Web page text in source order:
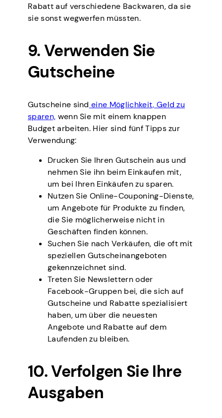
Rabatt auf verschiedene Backwaren, da sie
sie sonst wegwerfen müssten.
9. Verwenden Sie
Gutscheine
Gutscheine sind eine Möglichkeit, Geld zu
sparen, wenn Sie mit einem knappen
Budget arbeiten. Hier sind fünf Tipps zur
Verwendung:
Drucken Sie Ihren Gutschein aus und
nehmen Sie ihn beim Einkaufen mit,
um bei Ihren Einkäufen zu sparen.
Nutzen Sie Online-Couponing-Dienste,
um Angebote für Produkte zu finden,
die Sie möglicherweise nicht in
Geschäften finden können.
Suchen Sie nach Verkäufen, die oft mit
speziellen Gutscheinangeboten
gekennzeichnet sind.
Treten Sie Newslettern oder
Facebook-Gruppen bei, die sich auf
Gutscheine und Rabatte spezialisiert
haben, um über die neuesten
Angebote und Rabatte auf dem
Laufenden zu bleiben.
10. Verfolgen Sie Ihre
Ausgaben